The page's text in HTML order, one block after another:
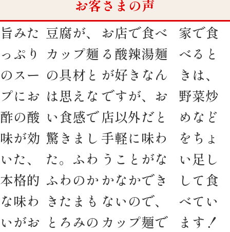
お客さまの声
旨みた
っぷり
のスー
プにお
酢の酸
味が効
いた、
本格的
な味わ
いがお
豆腐が、
カップ麺
の具材と
は思えな
い食感で
驚きまし
た。ふわ
ふわのか
きたまも
とろみの
お店で食べ
る酸辣湯麺
が好きなん
ですが、お
店以外だと
手軽に味わ
うことがな
かなかでき
ないので、
カップ麺で
家で食
べると
きは、
野菜炒
めなど
をちょ
い足し
して食
べてい
ます！